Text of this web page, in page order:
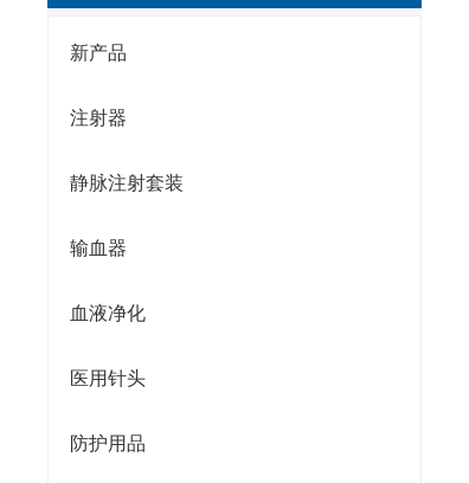
新产品
注射器
静脉注射套装
输血器
血液净化
医用针头
防护用品